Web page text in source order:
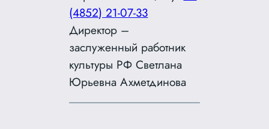
(4852) 21-07-33
Директор –
заслуженный работник
культуры РФ Светлана
Юрьевна Ахметдинова